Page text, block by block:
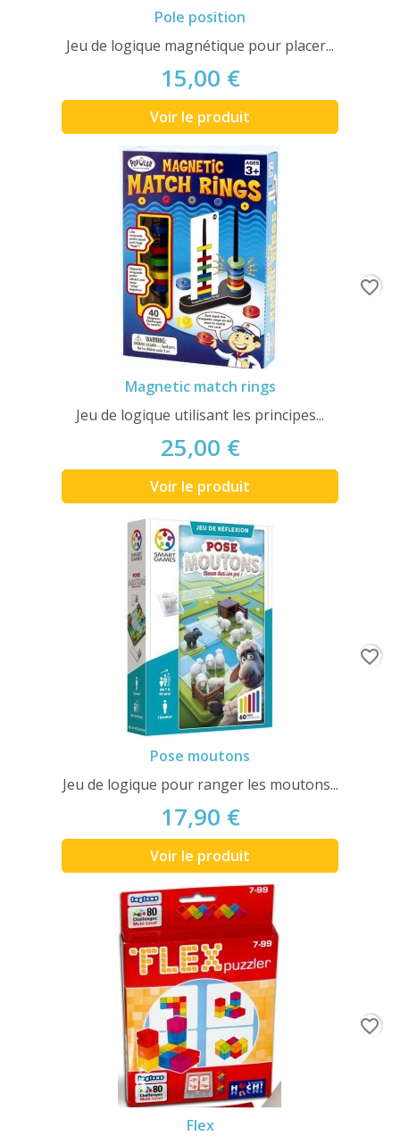
Pole position
Jeu de logique magnétique pour placer...
15,00 €
Voir le produit
Magnetic match rings
Jeu de logique utilisant les principes...
25,00 €
Voir le produit
favorite_border
Pose moutons
Jeu de logique pour ranger les moutons...
17,90 €
Voir le produit
favorite_border
Flex
favorite_border